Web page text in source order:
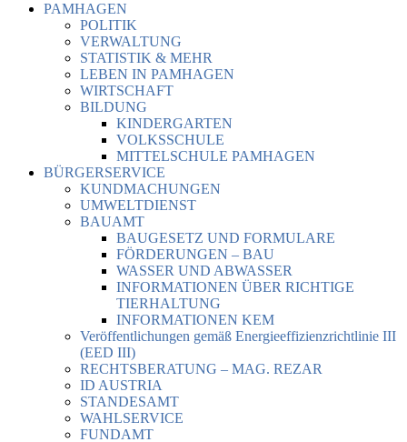
PAMHAGEN
POLITIK
VERWALTUNG
STATISTIK & MEHR
LEBEN IN PAMHAGEN
WIRTSCHAFT
BILDUNG
KINDERGARTEN
VOLKSSCHULE
MITTELSCHULE PAMHAGEN
BÜRGERSERVICE
KUNDMACHUNGEN
UMWELTDIENST
BAUAMT
BAUGESETZ UND FORMULARE
FÖRDERUNGEN – BAU
WASSER UND ABWASSER
INFORMATIONEN ÜBER RICHTIGE
TIERHALTUNG
INFORMATIONEN KEM
Veröffentlichungen gemäß Energieeffizienzrichtlinie III
(EED III)
RECHTSBERATUNG – MAG. REZAR
ID AUSTRIA
STANDESAMT
WAHLSERVICE
FUNDAMT